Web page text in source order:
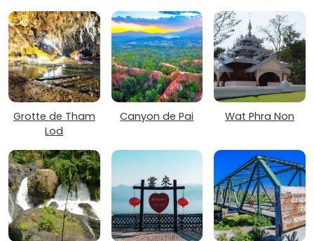
Grotte de Tham
Lod
Canyon de Pai Wat Phra Non